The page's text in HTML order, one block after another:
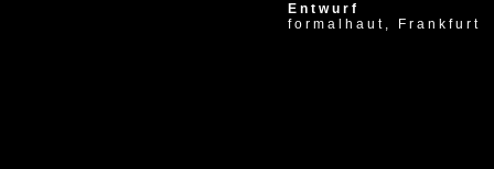
Entwurf
formalhaut, Frankfurt